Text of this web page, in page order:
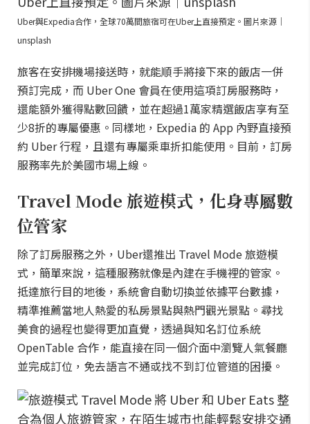
Uber與Expedia合作，全球70萬間旅宿可在Uber上直接預定。圖片來源｜
unsplash
旅客在安排機場接送時，就能順手將接下來的飯店一併
預訂完成，而 Uber One 會員在使用這項訂房服務時，
還能額外獲得點數回饋，並在超過1萬家精選飯店享有至
少8折的專屬優惠。同樣地，Expedia 的 App 內野直接預
約 Uber 行程，且還有專屬乘車折扣能使用。目前，訂房
服務率先於美國市場上線。
Travel Mode 旅遊模式，化身專屬數
位管家
除了訂房服務之外，Uber還推出 Travel Mode 旅遊模
式，簡單來說，這種服務就像是內建在手機裡的管家。
抵達旅行目的地後，系統會自動切換並依據平台數據，
精準推薦當地人熱愛的私房景點與熱門觀光景點。尋找
美食的過程也變得更加直覺，透過與知名訂位系統
OpenTable 合作，能直接在同一個介面中瀏覽人氣餐廳
並完成訂位，免去語言不通或找不到訂位管道的困擾。